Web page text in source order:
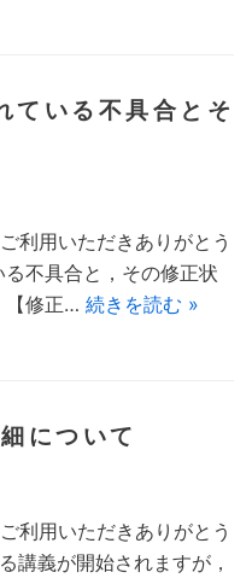
ている不具合とそ
利用いただきありがとう
不具合と，その修正状
【修正… 続きを読む »
について
利用いただきありがとう
講義が開始されますが，